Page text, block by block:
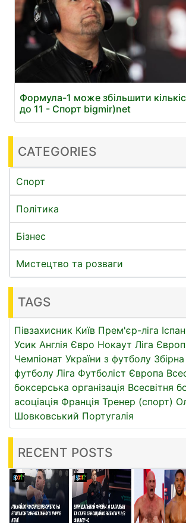
Формула-1 може збільшити
до 11 - Спорт bigmir)net
CATEGORIES
Спорт
Політика
Бізнес
Мистецтво та розваги
TAGS
Півзахисник Київ Прем'єр-ліга
Усик Англія Євро Нокаут Ліга
Чемпіонат України з футболу
футболу Ліга Футболіст Європа
боксерська організація Всесвітня
асоціація Франція Тренер (спорт)
Шовковський Португалія
RECENT POSTS